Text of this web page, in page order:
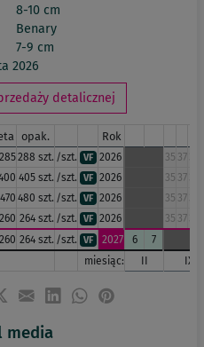
8-10 cm
Benary
7-9 cm
2026
detalicznej
opak. Rok
288 szt. /szt. VF 2026 35 37
405 szt. /szt. VF 2026 35 37
480 szt. /szt. VF 2026 35 37
264 szt. /szt. VF 2026 35 37
264 szt. /szt. VF 2027 6
7
miesiąc:
II IX
media